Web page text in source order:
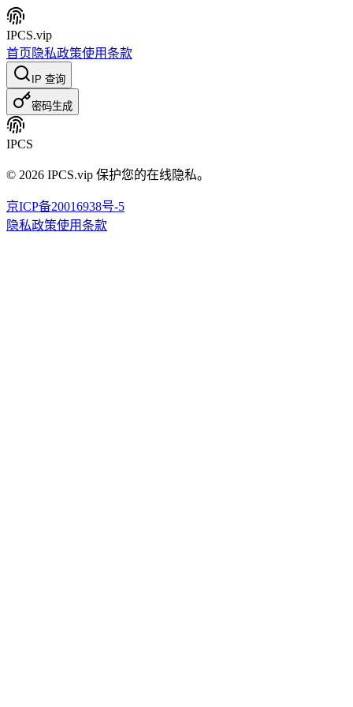
IPCS.vip
首页 隐私政策使用条款
IP 查询
密码生成
IPCS
© 2026 IPCS.vip 保护您的在线隐私。
京ICP备20016938号-5
隐私政策使用条款